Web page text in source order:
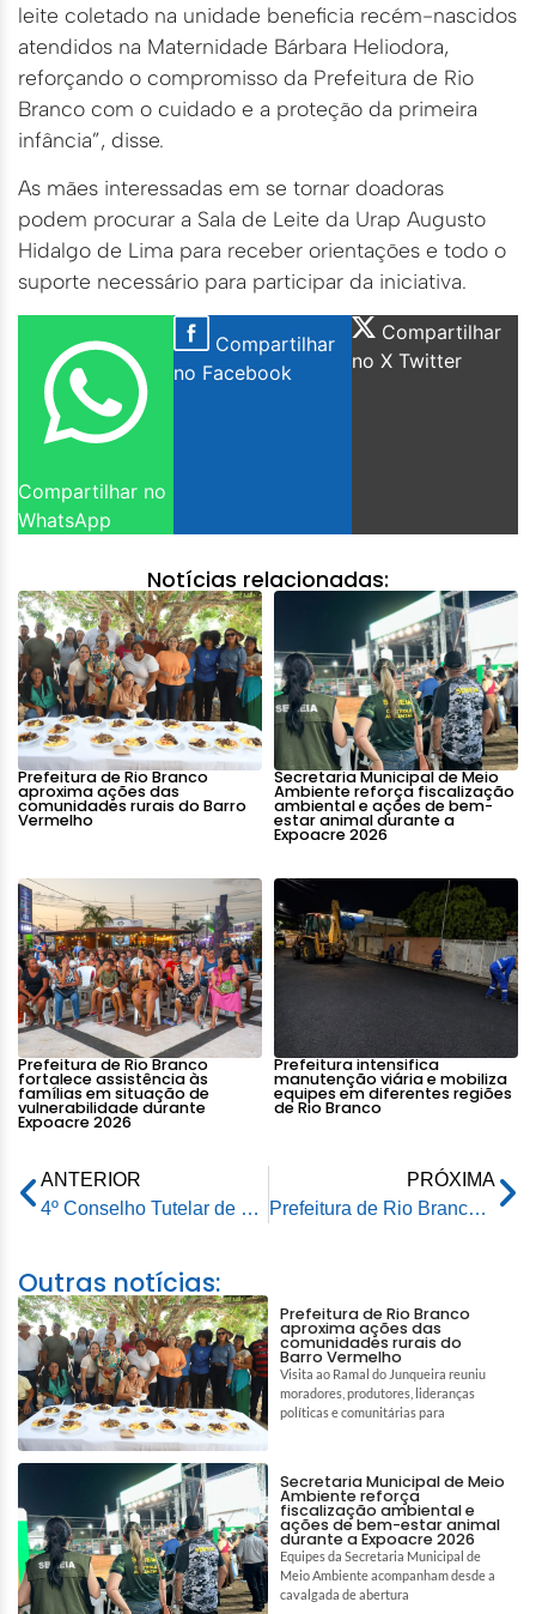
leite coletado na unidade beneficia recém-nascidos
atendidos na Maternidade Bárbara Heliodora,
reforçando o compromisso da Prefeitura de Rio
Branco com o cuidado e a proteção da primeira
infância”, disse.
As mães interessadas em se tornar doadoras
podem procurar a Sala de Leite da Urap Augusto
Hidalgo de Lima para receber orientações e todo o
suporte necessário para participar da iniciativa.
Compartilhar no
WhatsApp
Compartilhar
no Facebook
Compartilhar
no X Twitter
Notícias relacionadas:
Prefeitura de Rio Branco
aproxima ações das
comunidades rurais do Barro
Vermelho
Secretaria Municipal de Meio
Ambiente reforça fiscalização
ambiental e ações de bem-
estar animal durante a
Expoacre 2026
Prefeitura de Rio Branco
fortalece assistência às
famílias em situação de
vulnerabilidade durante
Expoacre 2026
Prefeitura intensifica
manutenção viária e mobiliza
equipes em diferentes regiões
de Rio Branco
ANTERIOR
4º Conselho Tutelar de Rio Branco passará a atender em novo endereço a partir de 22 de junho
PRÓXIMA
Prefeitura de Rio Branco fortalece habitação popular com obra em fase avançada no bairro Tucumã
Outras notícias:
Prefeitura de Rio Branco
aproxima ações das
comunidades rurais do
Barro Vermelho
Visita ao Ramal do Junqueira reuniu
moradores, produtores, lideranças
políticas e comunitárias para
Secretaria Municipal de Meio
Ambiente reforça
fiscalização ambiental e
ações de bem-estar animal
durante a Expoacre 2026
Equipes da Secretaria Municipal de
Meio Ambiente acompanham desde a
cavalgada de abertura